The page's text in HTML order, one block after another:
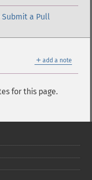
Submit a Pull
＋ add a note
for this page.